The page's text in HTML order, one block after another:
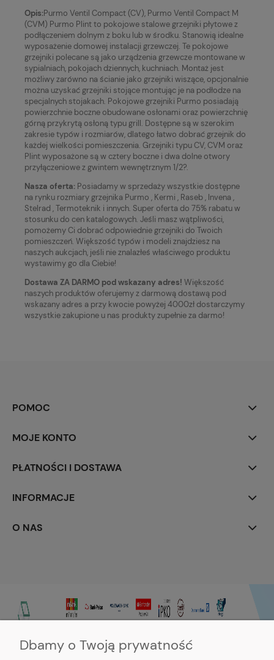
Opis:Purmo Ventil Compact (CV), Purmo Ventil Compact M
(CVM) Purmo Plint to pokojowe stalowe grzejniki płytowe z
podłączeniem dolnym z boku lub w środku. Stanowią idealne
wyposażenie domowej instalacji grzewczej. Te pokojowe
grzejniki polecane są jako urządzenia grzewcze montowane w
sypialniach, pokojach dziennych, kuchniach. Montaż jest
możliwy zarówno na ścianie jako grzejniki wiszące, opcjonalnie
można uzyskać grzejniki stojące montując je na podłodze na
specjalnych stojakach. Pokojowe grzejniki Purmo posiadają
powierzchnie boczne obudowane osłonami oraz powierzchnię
górną przykrytą osłoną typu grill. Dostępne są w szerokim
zakresie typów i rozmiarów, dlatego łatwo dobrać grzejnik do
każdej wielkości pomieszczenia. Grzejniki typu CV, CVM oraz
Plint wyposażone są w cztery boczne i dwa dolne otwory
przyłączeniowe z gwintem wewnętrznym 1/2?.
Nasza oferta: Posiadamy w sprzedaży wszystkie dostępne
na rynku rozmiary grzejnika Purmo , Kermi , Raseb , Invena ,
Stelrad , Termoteknik i innych. Super oferta do 75% rabatu w
stosunku do cen katalogowych. Jeśli masz wątpliwości,
pomożemy Ci dobrać odpowiednie grzejniki do Twoich
pomieszczeń. Większość typów i modeli znajdziesz na
naszych aukcjach, jeśli nie znalazłeś właściwego produktu
wystawimy go dla Ciebie!
Dostawa ZA DARMO pod wskazany adres! Większość
naszych produktów oferujemy z darmową dostawą pod
wskazany adres a przy kwocie powyżej 4000zł dostarczymy
wszystkie zakupione u nas produkty zupełnie za darmo!
POMOC
MOJE KONTO
PŁATNOŚCI I DOSTAWA
INFORMACJE
O NAS
Dbamy o Twoją prywatność